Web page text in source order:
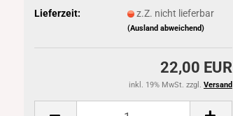
Lieferzeit:
z.Z. nicht lieferbar
(Ausland abweichend)
22,00 EUR
inkl. 19% MwSt. zzgl. Versand